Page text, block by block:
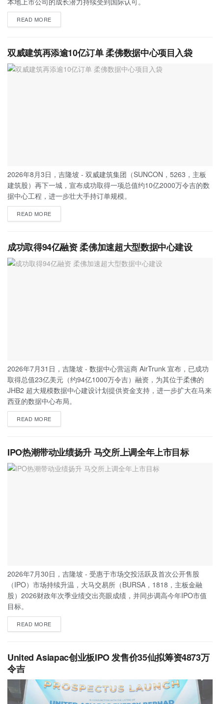
READ MORE
双威建筑再添逾10亿订单 柔佛数据中心项目入袋
2026年8月3日，吉隆坡 - 双威建筑集团（SUNCON，5263，主板
建筑股）再下一城，宣布成功取得一项总值约10亿2000万令吉的数
据中心工程，进一步壮大手持订单规模。
READ MORE
成功取得94亿融资 柔佛加速超大型数据中心建设
2026年7月31日，吉隆坡 - 数据中心营运商 AirTrunk 宣布，已成功
取得总值23亿美元（约94亿1000万令吉）融资，为其位于柔佛的
JHB2 超大规模数据中心建设计划提供资金支持，进一步扩大在马来
西亚的数据中心布局。
READ MORE
IPO热潮带动业绩扬升 马交所上调全年上市目标
2026年7月30日，吉隆坡 - 受惠于市场交投活跃及首次公开售股
（IPO）市场持续升温，大马交易所（BURSA，1818，主板金融
股）2026财政年次季业绩交出亮眼成绩，并同步调高今年IPO市值
目标。
READ MORE
United Asiapac创业板IPO 发售价35仙拟筹资4873万
令吉